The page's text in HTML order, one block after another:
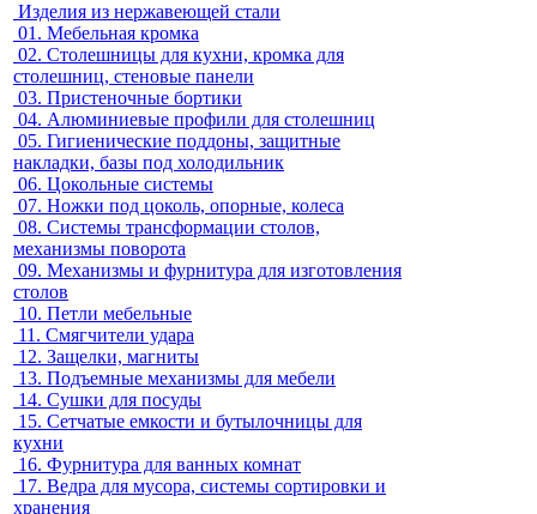
Изделия из нержавеющей стали
01. Мебельная кромка
02. Столешницы для кухни, кромка для
столешниц, стеновые панели
03. Пристеночные бортики
04. Алюминиевые профили для столешниц
05. Гигиенические поддоны, защитные
накладки, базы под холодильник
06. Цокольные системы
07. Ножки под цоколь, опорные, колеса
08. Системы трансформации столов,
механизмы поворота
09. Механизмы и фурнитура для изготовления
столов
10. Петли мебельные
11. Смягчители удара
12. Защелки, магниты
13. Подъемные механизмы для мебели
14. Сушки для посуды
15. Сетчатые емкости и бутылочницы для
кухни
16. Фурнитура для ванных комнат
17. Ведра для мусора, системы сортировки и
хранения